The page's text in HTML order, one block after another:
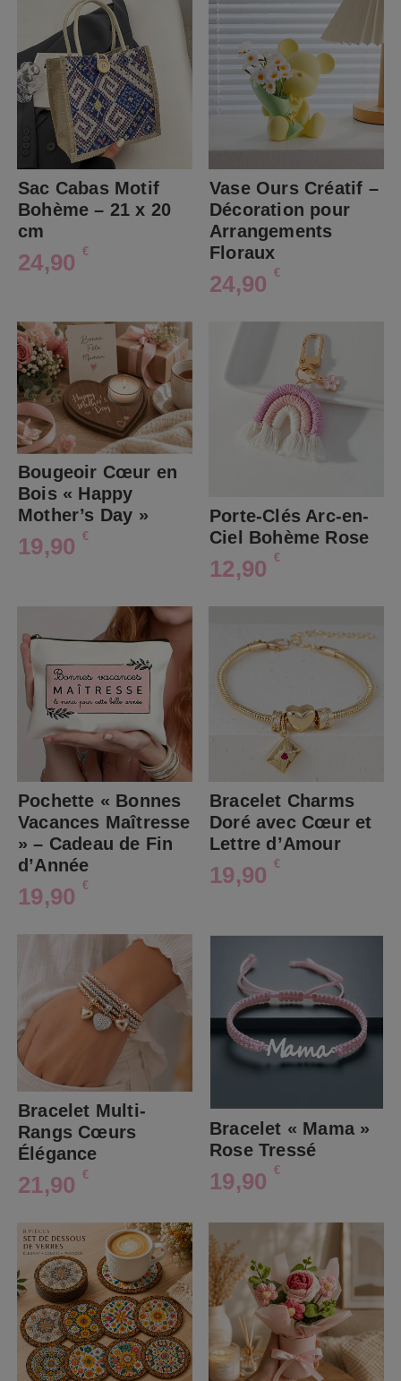
Sac Cabas Motif
Bohème – 21 x 20
cm
24,90 €
Vase Ours Créatif –
Décoration pour
Arrangements
Floraux
24,90 €
Bougeoir Cœur en
Bois « Happy
Mother’s Day »
19,90 €
Porte-Clés Arc-en-
Ciel Bohème Rose
12,90 €
Pochette « Bonnes
Vacances Maîtresse
» – Cadeau de Fin
d’Année
19,90 €
Bracelet Charms
Doré avec Cœur et
Lettre d’Amour
19,90 €
Bracelet Multi-
Rangs Cœurs
Élégance
21,90 €
Bracelet « Mama »
Rose Tressé
19,90 €